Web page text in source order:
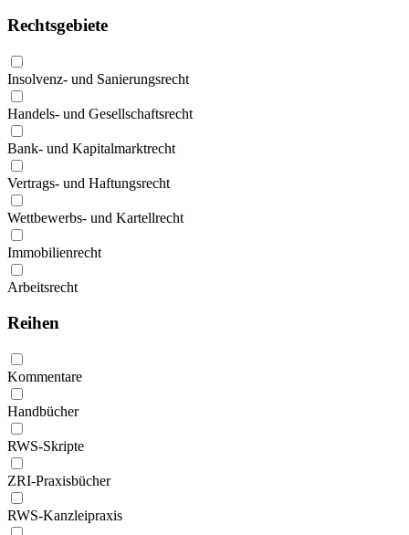
Rechtsgebiete
Insolvenz- und Sanierungsrecht
Handels- und Gesellschaftsrecht
Bank- und Kapitalmarktrecht
Vertrags- und Haftungsrecht
Wettbewerbs- und Kartellrecht
Immobilienrecht
Arbeitsrecht
Reihen
Kommentare
Handbücher
RWS-Skripte
ZRI-Praxisbücher
RWS-Kanzleipraxis